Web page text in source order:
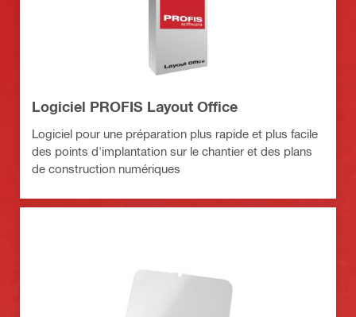
Logiciel PROFIS Layout Office
Logiciel pour une préparation plus rapide et plus facile
des points d'implantation sur le chantier et des plans
de construction numériques